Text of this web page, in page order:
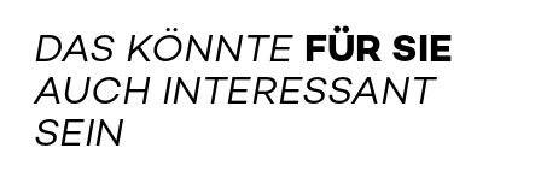
DAS KÖNNTE FÜR SIE
AUCH INTERESSANT
SEIN